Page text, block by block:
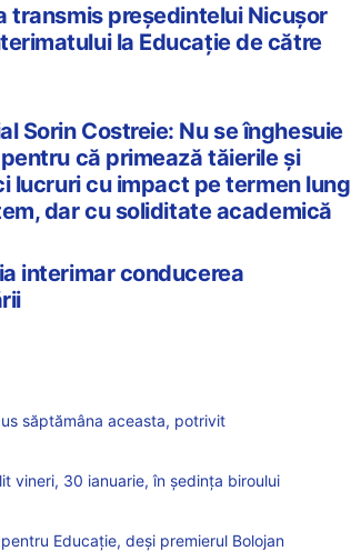
transmis președintelui Nicușor
la Educație de către
Sorin Costreie: Nu se înghesuie
că primează tăierile și
lucruri cu impact pe termen lung
dar cu soliditate academică
interimar conducerea
săptămâna aceasta, potrivit
vineri, 30 ianuarie, în ședința biroului
Educație, deși premierul Bolojan